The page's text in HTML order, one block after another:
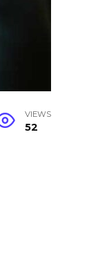
VIEWS
52